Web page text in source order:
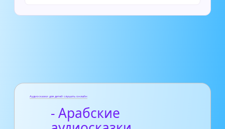
Аудиосказки для детей слушать онлайн
- Арабские